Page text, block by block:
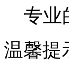
专业
温馨提